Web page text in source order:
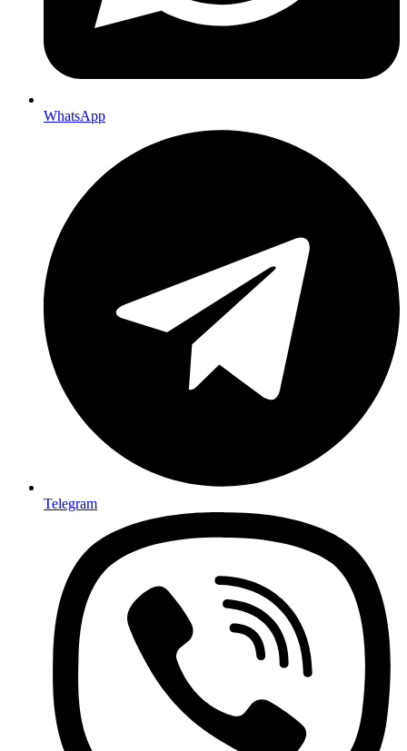
WhatsApp
Telegram